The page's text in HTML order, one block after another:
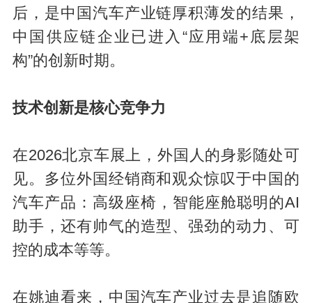
后，是中国汽车产业链厚积薄发的结果，
中国供应链企业已进入“应用端+底层架
构”的创新时期。
技术创新是核心竞争力
在2026北京车展上，外国人的身影随处可
见。多位外国经销商和观众惊叹于中国的
汽车产品：高级座椅，智能座舱聪明的AI
助手，还有帅气的造型、强劲的动力、可
控的成本等等。
在姚迪看来，中国汽车产业过去是追随欧